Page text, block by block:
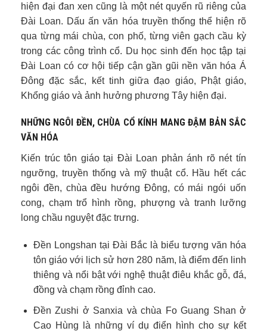
hiện đại đan xen cũng là một nét quyến rũ riêng của
Đài Loan. Dấu ấn văn hóa truyền thống thể hiện rõ
qua từng mái chùa, con phố, từng viên gạch cầu kỳ
trong các công trình cổ. Du học sinh đến học tập tại
Đài Loan có cơ hội tiếp cận gần gũi nền văn hóa Á
Đông đặc sắc, kết tinh giữa đạo giáo, Phật giáo,
Khổng giáo và ảnh hưởng phương Tây hiện đại.
NHỮNG NGÔI ĐỀN, CHÙA CỔ KÍNH MANG ĐẬM BẢN SẮC
VĂN HÓA
Kiến trúc tôn giáo tại Đài Loan phản ánh rõ nét tín
ngưỡng, truyền thống và mỹ thuật cổ. Hầu hết các
ngôi đền, chùa đều hướng Đông, có mái ngói uốn
cong, chạm trổ hình rồng, phượng và tranh lưỡng
long chầu nguyệt đặc trưng.
Đền Longshan tại Đài Bắc là biểu tượng văn hóa
tôn giáo với lịch sử hơn 280 năm, là điểm đến linh
thiêng và nổi bật với nghệ thuật điêu khắc gỗ, đá,
đồng và chạm rồng đỉnh cao.
Đền Zushi ở Sanxia và chùa Fo Guang Shan ở
Cao Hùng là những ví dụ điển hình cho sự kết